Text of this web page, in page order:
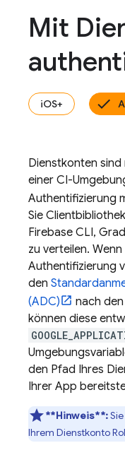
Mit
iOS+
Dienstkonten sind
einer CI-
Authentifizierung
Sie
Firebase CLI,
zu verteilen.
Authentifizierung
den
(ADC)
nach
können diese
den Pfad Ihres
Ihrer App
**Hinweis**:
Ihrem Dienstkonto